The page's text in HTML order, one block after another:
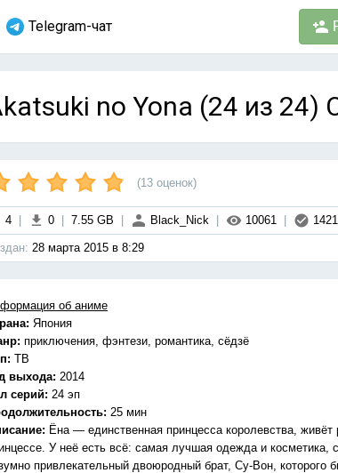
Telegram-чат
no Yona (24 из 24)
(13 оценок)
4 0 7.55 GB Black_Nick 10061 1421
28 марта 2015 в 8:29
об аниме
Япония
приключения, фэнтези, романтика, сёдзё
ТВ
выхода: 2014
серий: 24 эп
25 мин
Ёна — единственная принцесса королевства,
У неё есть всё: самая лучшая одежда и
привлекательный двоюродный брат, Су-Вон,